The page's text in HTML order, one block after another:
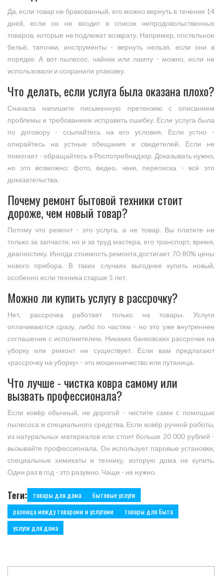
Да, если товар не бракованный, его можно вернуть в течение 14
дней, если он не входит в список непродовольственных
товаров, которые не подлежат возврату. Например, постельное
бельё, тапочки, инструменты - вернуть нельзя, если они в
порядке. А вот пылесос, чайник или лампу - можно, если не
использовали и сохранили упаковку.
Что делать, если услуга была оказана плохо?
Сначала напишите письменную претензию с описанием
проблемы и требованием исправить ошибку. Если услуга была
по договору - ссылайтесь на его условия. Если устно -
опирайтесь на устные обещания и свидетелей. Если не
помогает - обращайтесь в Роспотребнадзор. Доказывать нужно,
но это возможно: фото, видео, чеки, переписка - всё это
доказательства.
Почему ремонт бытовой техники стоит
дороже, чем новый товар?
Потому что ремонт - это услуга, а не товар. Вы платите не
только за запчасти, но и за труд мастера, его транспорт, время,
диагностику. Иногда стоимость ремонта достигает 70-80% цены
нового прибора. В таких случаях выгоднее купить новый,
особенно если техника старше 5 лет.
Можно ли купить услугу в рассрочку?
Нет, рассрочка работает только на товары. Услуги
оплачиваются сразу, либо по частям - но это уже внутреннее
соглашение с исполнителем. Никаких банковских рассрочек на
уборку или ремонт не существует. Если вам предлагают
«рассрочку на уборку» - это мошенничество или путаница.
Что лучше - чистка ковра самому или
вызвать профессионала?
Если ковёр обычный, не дорогой - чистите сами с помощью
пылесоса и специального средства. Если ковёр ручной работы,
из натуральных материалов или стоит больше 20 000 рублей -
вызывайте профессионала. Он использует паровые установки,
специальные химикаты и технику, которую дома не купить.
Один раз в год - это разумно. Чаще - не нужно.
Теги: товары для дома
бытовые услуги
разница между товарами и услугами
товары для быта
услуги для дома